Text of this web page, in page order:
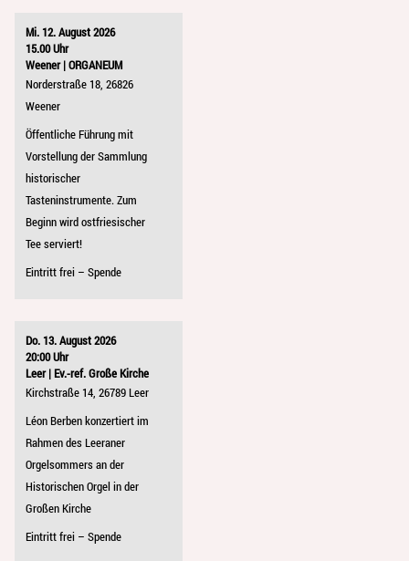
Mi. 12. August 2026
15.00 Uhr
Weener | ORGANEUM
Norderstraße 18, 26826
Weener
Öffentliche Führung mit
Vorstellung der Sammlung
historischer
Tasteninstrumente. Zum
Beginn wird ostfriesischer
Tee serviert!
Eintritt frei – Spende
Do. 13. August 2026
20:00 Uhr
Leer | Ev.-ref. Große Kirche
Kirchstraße 14, 26789 Leer
Léon Berben konzertiert im
Rahmen des Leeraner
Orgelsommers an der
Historischen Orgel in der
Großen Kirche
Eintritt frei – Spende